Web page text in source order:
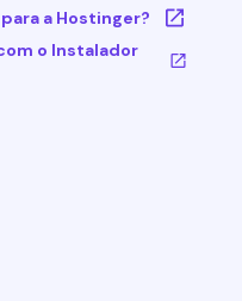
a Hostinger?
o Instalador